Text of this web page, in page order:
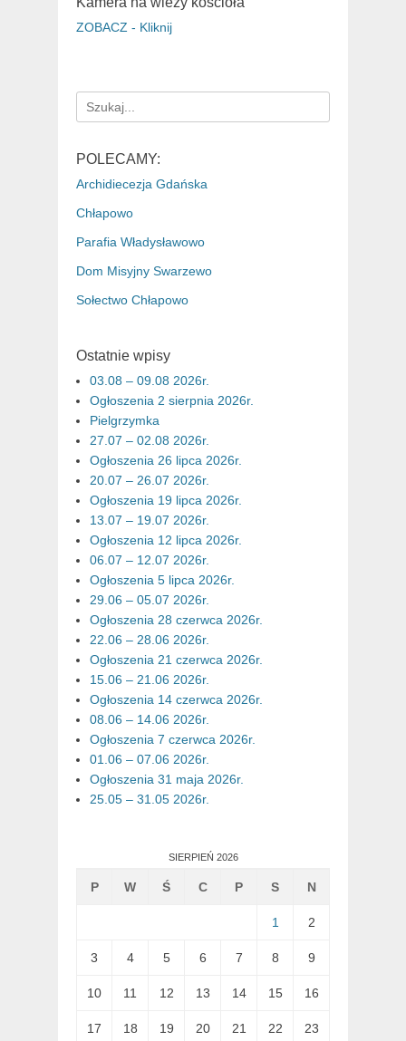
ZOBACZ - Kliknij
Search
for:
POLECAMY:
Archidiecezja Gdańska
Chłapowo
Parafia Władysławowo
Dom Misyjny Swarzewo
Sołectwo Chłapowo
Ostatnie wpisy
03.08 – 09.08 2026r.
Ogłoszenia 2 sierpnia 2026r.
Pielgrzymka
27.07 – 02.08 2026r.
Ogłoszenia 26 lipca 2026r.
20.07 – 26.07 2026r.
Ogłoszenia 19 lipca 2026r.
13.07 – 19.07 2026r.
Ogłoszenia 12 lipca 2026r.
06.07 – 12.07 2026r.
Ogłoszenia 5 lipca 2026r.
29.06 – 05.07 2026r.
Ogłoszenia 28 czerwca 2026r.
22.06 – 28.06 2026r.
Ogłoszenia 21 czerwca 2026r.
15.06 – 21.06 2026r.
Ogłoszenia 14 czerwca 2026r.
08.06 – 14.06 2026r.
Ogłoszenia 7 czerwca 2026r.
01.06 – 07.06 2026r.
Ogłoszenia 31 maja 2026r.
25.05 – 31.05 2026r.
SIERPIEŃ 2026
P W Ś C P S N
1 2
3 4 5 6 7 8 9
10 11 12 13 14 15 16
17 18 19 20 21 22 23